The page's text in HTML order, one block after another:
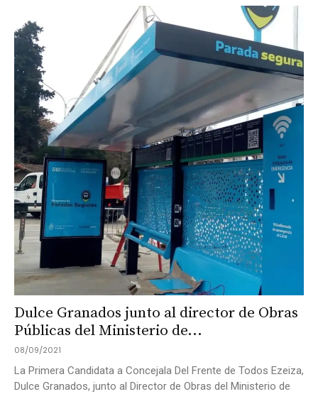
Dulce Granados junto al director de Obras
Públicas del Ministerio de...
08/09/2021
La Primera Candidata a Concejala Del Frente de Todos Ezeiza,
Dulce Granados, junto al Director de Obras del Ministerio de